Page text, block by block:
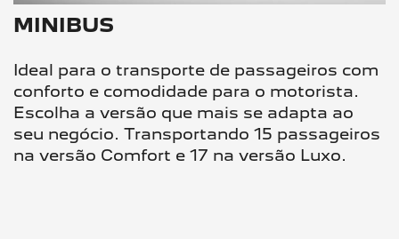
MINIBUS
Ideal para o transporte de passageiros com
conforto e comodidade para o motorista.
Escolha a versão que mais se adapta ao
seu negócio. Transportando 15 passageiros
na versão Comfort e 17 na versão Luxo.